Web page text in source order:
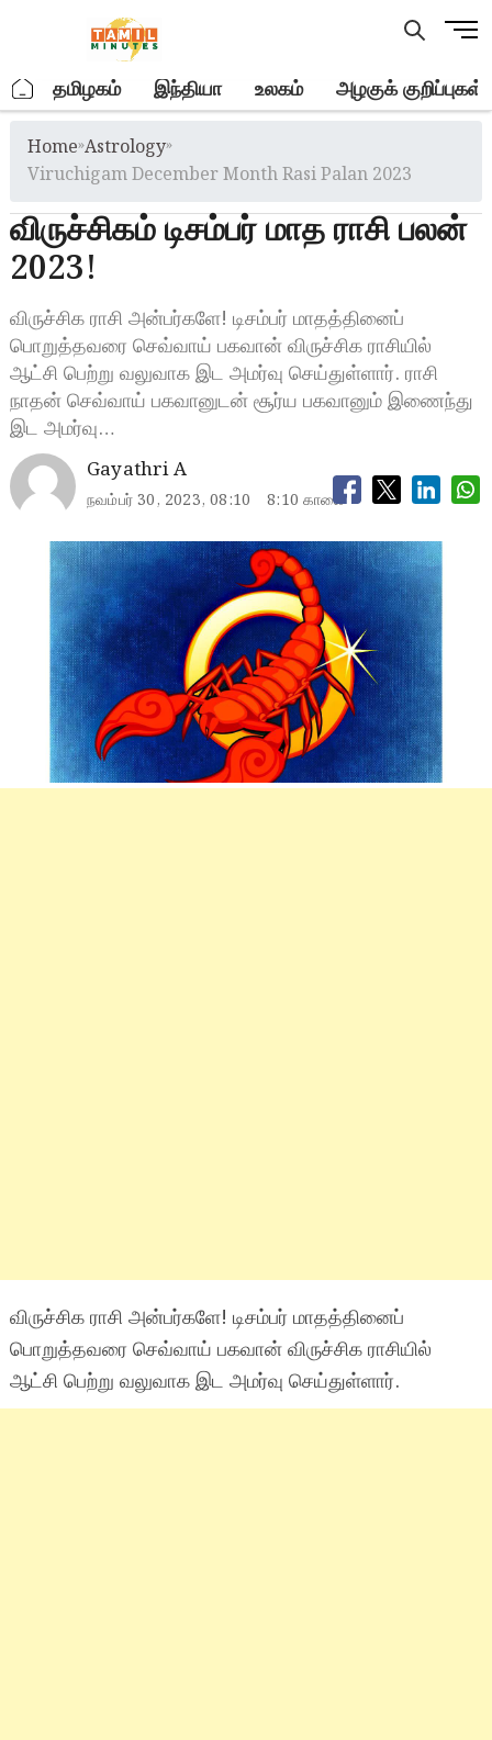
M
u
o
n
. தமிழகம் இந்தியா உலகம் அழகுக் குறிப்புகள்
Home»Astrology»
Viruchigam December Month Rasi Palan 2023
விருச்சிகம் டிசம்பர் மாத ராசி பலன்
2023!
விருச்சிக ராசி அன்பர்களே! டிசம்பர் மாதத்தினைப்
பொறுத்தவரை செவ்வாய் பகவான் விருச்சிக ராசியில்
ஆட்சி பெற்று வலுவாக இட அமர்வு செய்துள்ளார். ராசி
நாதன் செவ்வாய் பகவானுடன் சூர்ய பகவானும் இணைந்து
இட அமர்வு…
Gayathri A
நவம்பர் 30, 2023, 08:10 8:10 காலை
விருச்சிக ராசி அன்பர்களே! டிசம்பர் மாதத்தினைப்
பொறுத்தவரை செவ்வாய் பகவான் விருச்சிக ராசியில்
ஆட்சி பெற்று வலுவாக இட அமர்வு செய்துள்ளார்.